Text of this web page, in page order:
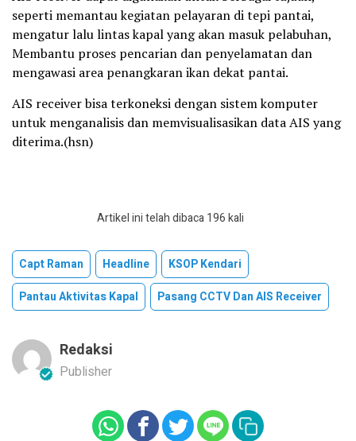
seperti memantau kegiatan pelayaran di tepi pantai,
mengatur lalu lintas kapal yang akan masuk pelabuhan,
Membantu proses pencarian dan penyelamatan dan
mengawasi area penangkaran ikan dekat pantai.
AIS receiver bisa terkoneksi dengan sistem komputer
untuk menganalisis dan memvisualisasikan data AIS yang
diterima.(hsn)
Artikel ini telah dibaca 196 kali
Capt Raman Headline
KSOP Kendari
Pantau Aktivitas Kapal
Pasang CCTV Dan AIS Receiver
Redaksi
Publisher